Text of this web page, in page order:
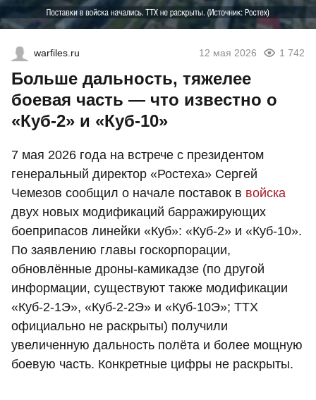
warfiles.ru 12 мая 2026 1 742
Больше дальность, тяжелее
боевая часть — что известно о
«Куб-2» и «Куб-10»
7 мая 2026 года на встрече с президентом
генеральный директор «Ростеха» Сергей
Чемезов сообщил о начале поставок в войска
двух новых модификаций барражирующих
боеприпасов линейки «Куб»: «Куб‑2» и «Куб‑10».
По заявлению главы госкорпорации,
обновлённые дроны-камикадзе (по другой
информации, существуют также модификации
«Куб‑2‑1Э», «Куб‑2‑2Э» и «Куб‑10Э»; ТТХ
официально не раскрыты) получили
увеличенную дальность полёта и более мощную
боевую часть. Конкретные цифры не раскрыты.